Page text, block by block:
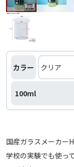
カラー
100ml
国産ガラスメーカー
学校の実験でも使っ